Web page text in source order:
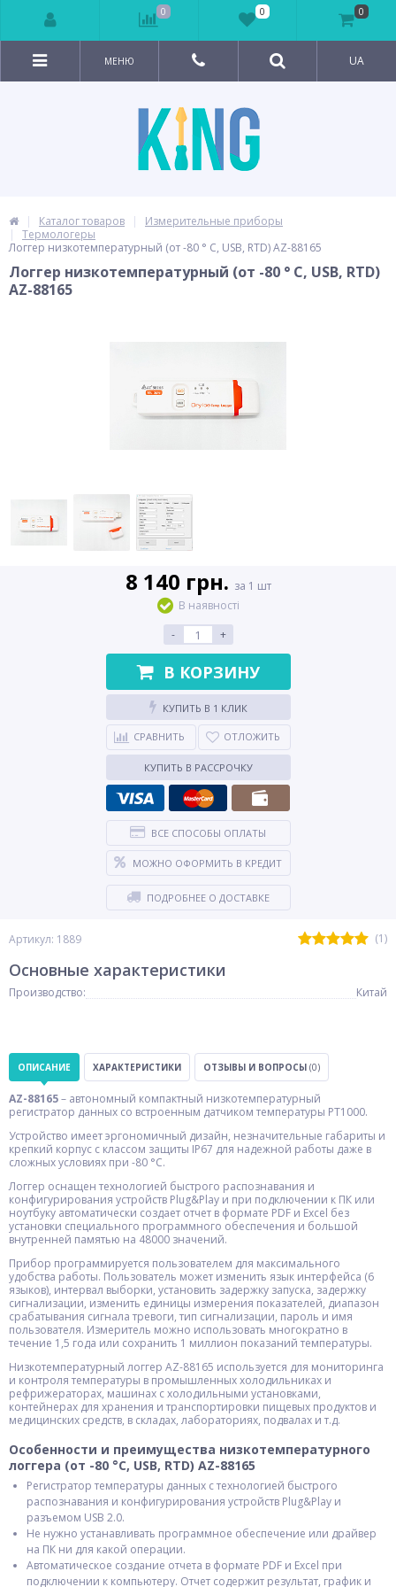
МЕНЮ UA
Каталог товаров
Измерительные приборы
Термологеры
Логгер низкотемпературный (от -80 ° С, USB, RTD) AZ-88165
Логгер низкотемпературный (от -80 ° С, USB, RTD)
AZ-88165
Артикул: 1889 (1)
8 140 грн. за 1 шт
В наявності
-
+
В КОРЗИНУ
КУПИТЬ В 1 КЛИК
СРАВНИТЬ ОТЛОЖИТЬ
КУПИТЬ В РАССРОЧКУ
ВСЕ СПОСОБЫ ОПЛАТЫ
МОЖНО ОФОРМИТЬ В КРЕДИТ
ПОДРОБНЕЕ О ДОСТАВКЕ
Основные характеристики
Производство: Китай
ОПИСАНИЕ ХАРАКТЕРИСТИКИ ОТЗЫВЫ И ВОПРОСЫ (0)
AZ-88165– автономный компактный низкотемпературный
регистратор данных со встроенным датчиком температуры PT1000.
Устройство имеет эргономичный дизайн, незначительные габариты и
крепкий корпус с классом защиты IP67 для надежной работы даже в
сложных условиях при -80 °С.
Логгер оснащен технологией быстрого распознавания и
конфигурирования устройств Plug&Play и при подключении к ПК или
ноутбуку автоматически создает отчет в формате PDF и Excel без
установки специального программного обеспечения и большой
внутренней памятью на 48000 значений.
Прибор программируется пользователем для максимального
удобства работы. Пользователь может изменить язык интерфейса (6
языков), интервал выборки, установить задержку запуска, задержку
сигнализации, изменить единицы измерения показателей, диапазон
срабатывания сигнала тревоги, тип сигнализации, пароль и имя
пользователя. Измеритель можно использовать многократно в
течение 1,5 года или сохранить 1 миллион показаний температуры.
Низкотемпературный логгер AZ-88165 используется для мониторинга
и контроля температуры в промышленных холодильниках и
рефрижераторах, машинах с холодильными установками,
контейнерах для хранения и транспортировки пищевых продуктов и
медицинских средств, в складах, лабораториях, подвалах и т.д.
Особенности и преимущества низкотемпературного
логгера (от -80 °С, USB, RTD) AZ-88165
Регистратор температуры данных с технологией быстрого
распознавания и конфигурирования устройств Plug&Play и
разъемом USB 2.0.
Не нужно устанавливать программное обеспечение или драйвер
на ПК ни для какой операции.
Автоматическое создание отчета в формате PDF и Excel при
подключении к компьютеру. Отчет содержит результат, график и
0 0 0